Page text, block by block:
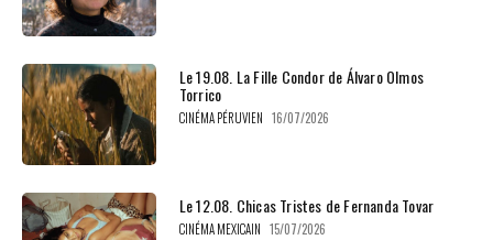
Le 19.08. La Fille Condor de Álvaro Olmos
Torrico
CINÉMA PÉRUVIEN 16/07/2026
Le 12.08. Chicas Tristes de Fernanda Tovar
CINÉMA MEXICAIN 15/07/2026